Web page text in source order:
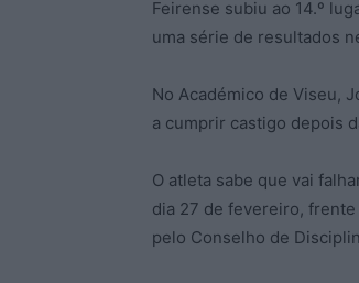
Feirense subiu ao 14.º
uma série de resultados
No Académico de Viseu,
a cumprir castigo depois
O atleta sabe que vai
dia 27 de fevereiro,
pelo Conselho de